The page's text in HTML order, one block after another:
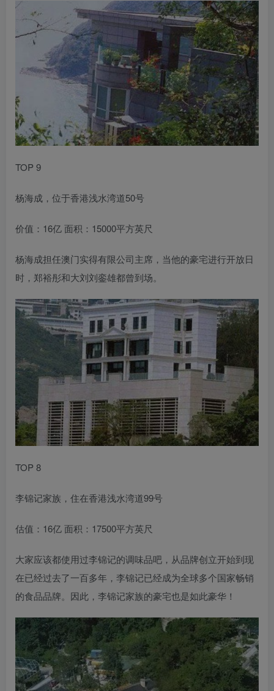
TOP 9
杨海成，位于香港浅水湾道50号
价值：16亿 面积：15000平方英尺
杨海成担任澳门实得有限公司主席，当他的豪宅进行开放日
时，郑裕彤和大刘刘銮雄都曾到场。
TOP 8
李锦记家族，住在香港浅水湾道99号
估值：16亿 面积：17500平方英尺
大家应该都使用过李锦记的调味品吧，从品牌创立开始到现
在已经过去了一百多年，李锦记已经成为全球多个国家畅销
的食品品牌。因此，李锦记家族的豪宅也是如此豪华！